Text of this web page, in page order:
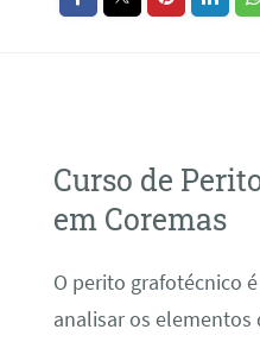
Curso de
em Coremas
O perito grafotécnico
analisar os elementos